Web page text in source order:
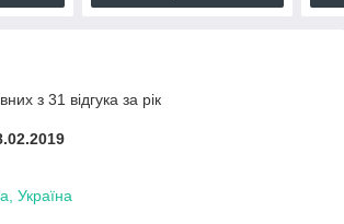
з 31 відгука за рік
Україна